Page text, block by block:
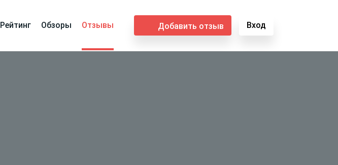
Рейтинг Обзоры Отзывы Добавить отзыв Вход